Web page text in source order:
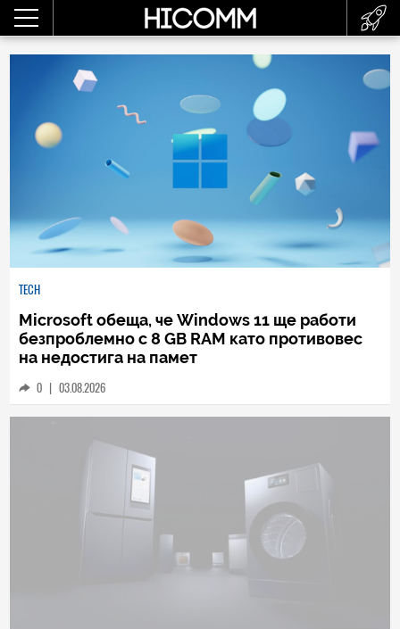
TECH
Microsoft обеща, че Windows 11 ще работи
безпроблемно с 8 GB RAM като противовес
на недостига на памет
0 | 03.08.2026